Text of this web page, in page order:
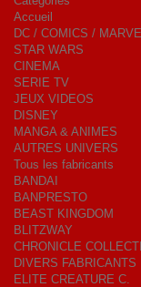
Accueil
DC / COMICS / MARVEL
STAR WARS
CINEMA
SERIE TV
JEUX VIDEOS
DISNEY
MANGA & ANIMES
AUTRES UNIVERS
Tous les fabricants
BANDAI
BANPRESTO
BEAST KINGDOM
BLITZWAY
CHRONICLE
DIVERS FABRICANTS
ELITE CREATURE C.